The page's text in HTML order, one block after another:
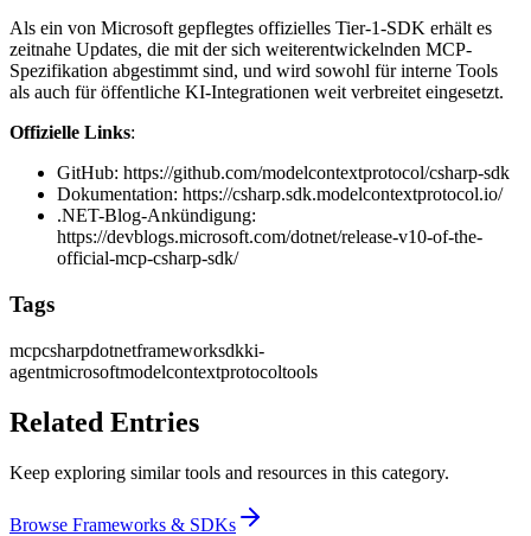
Als ein von Microsoft gepflegtes offizielles Tier-1-SDK erhält es
zeitnahe Updates, die mit der sich weiterentwickelnden MCP-
Spezifikation abgestimmt sind, und wird sowohl für interne Tools
als auch für öffentliche KI-Integrationen weit verbreitet eingesetzt.
Offizielle Links:
GitHub: https://github.com/modelcontextprotocol/csharp-sdk
Dokumentation: https://csharp.sdk.modelcontextprotocol.io/
.NET-Blog-Ankündigung:
https://devblogs.microsoft.com/dotnet/release-v10-of-the-
official-mcp-csharp-sdk/
Tags
mcpcsharpdotnetframeworksdkki-
agentmicrosoftmodelcontextprotocoltools
Related Entries
Keep exploring similar tools and resources in this category.
Browse Frameworks & SDKs